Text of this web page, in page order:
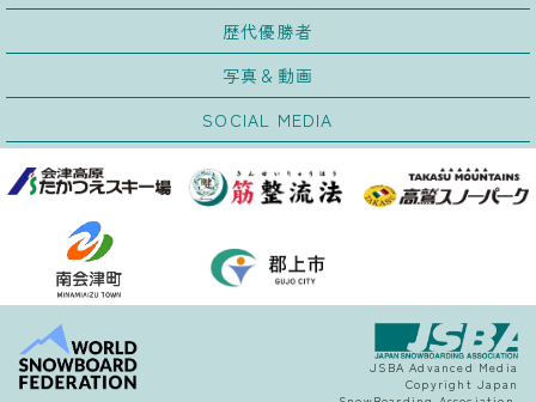
歴代優勝者
写真＆動画
SOCIAL MEDIA
JSBA Advanced Media
Copyright Japan